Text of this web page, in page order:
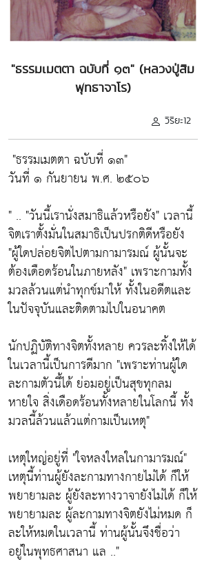
"ธรรมเมตตา ฉบับที่ ๑๓" (หลวงปู่สิม
พุทธาจาโร)
วิริยะ12
"ธรรมเมตตา ฉบับที่ ๑๓"
วันที่ ๑ กันยายน พ.ศ. ๒๕๐๖
" .. "วันนี้เรานั่งสมาธิแล้วหรือยัง" เวลานี้
จิตเราตั้งมั่นในสมาธิเป็นปรกติดีหรือยัง
"ผู้ใดปล่อยจิตไปตามกามารมณ์ ผู้นั้นจะ
ต้องเดือดร้อนในภายหลัง" เพราะกามทั้ง
มวลล้วนแต่นำทุกข์มาให้ ทั้งในอดีตและ
ในปัจจุบันและติดตามไปในอนาคต
นักปฏิบัติทางจิตทั้งหลาย ควรละทิ้งให้ได้
ในเวลานี้เป็นการดีมาก "เพราะท่านผู้ใด
ละกามตัวนี้ได้ ย่อมอยู่เป็นสุขทุกลม
หายใจ สิ่งเดือดร้อนทั้งหลายในโลกนี้ ทั้ง
มวลนี้ล้วนแล้วแต่กามเป็นเหตุ"
เหตุใหญ่อยู่ที่ "ใจหลงใหลในกามารมณ์"
เหตุนี้ท่านผู้ยังละกามทางกายไม่ได้ ก็ให้
พยายามละ ผู้ยังละทางวาจายังไม่ได้ ก็ให้
พยายามละ ผู้ละกามทางจิตยังไม่หมด ก็
ละให้หมดในเวลานี้ ท่านผู้นั้นจึงชื่อว่า
อยู่ในพุทธศาสนา แล .."